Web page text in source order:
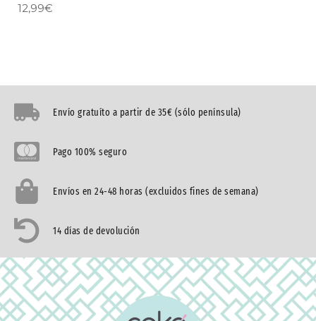
12,99€
Envío gratuíto a partir de 35€ (sólo península)
Pago 100% seguro
Envíos en 24-48 horas (excluidos fines de semana)
14 días de devolución